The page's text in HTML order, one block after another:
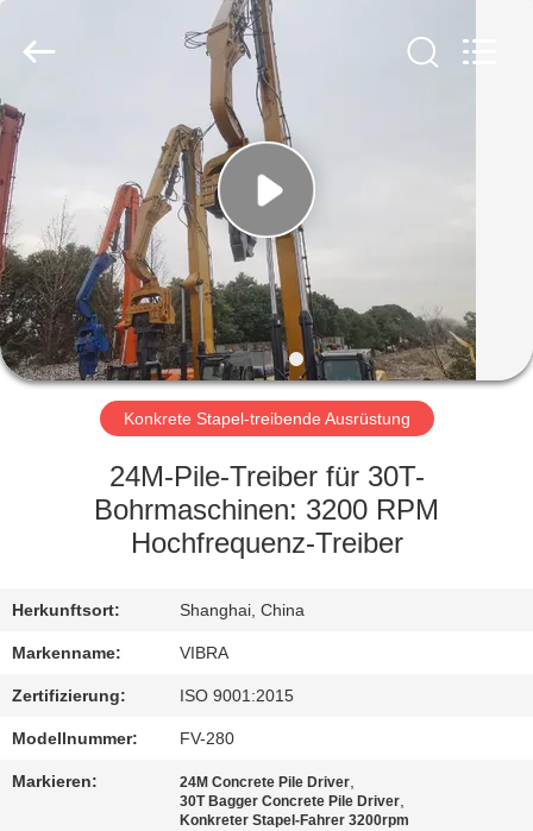
HAUS
PRODUKTE
VR-
SHOW
ÜBER
FABRIK-
AUSFLUG
QUALITÄTSKONTROLLE
TRETEN
SIE
MIT
Ltd..
Reserved.
Konkrete Stapel-treibende Ausrüstung
24M-Pile-Treiber für 30T-
Bohrmaschinen: 3200 RPM
Hochfrequenz-Treiber
Herkunftsort: Shanghai, China
Markenname: VIBRA
Zertifizierung: ISO 9001:2015
Modellnummer: FV-280
Markieren: 24M Concrete Pile Driver,
30T Bagger Concrete Pile Driver,
Konkreter Stapel-Fahrer 3200rpm